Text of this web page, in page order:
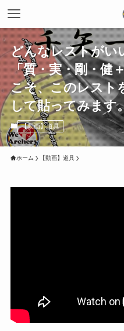
どんなレストが
「質・実・剛・健
こそ、このレスト
して貼ってみます
【動画】道具
ホーム 【動画】道具